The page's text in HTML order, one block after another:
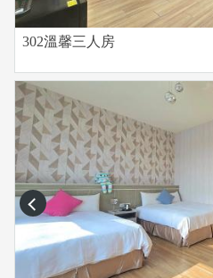
302溫馨三人房
prev